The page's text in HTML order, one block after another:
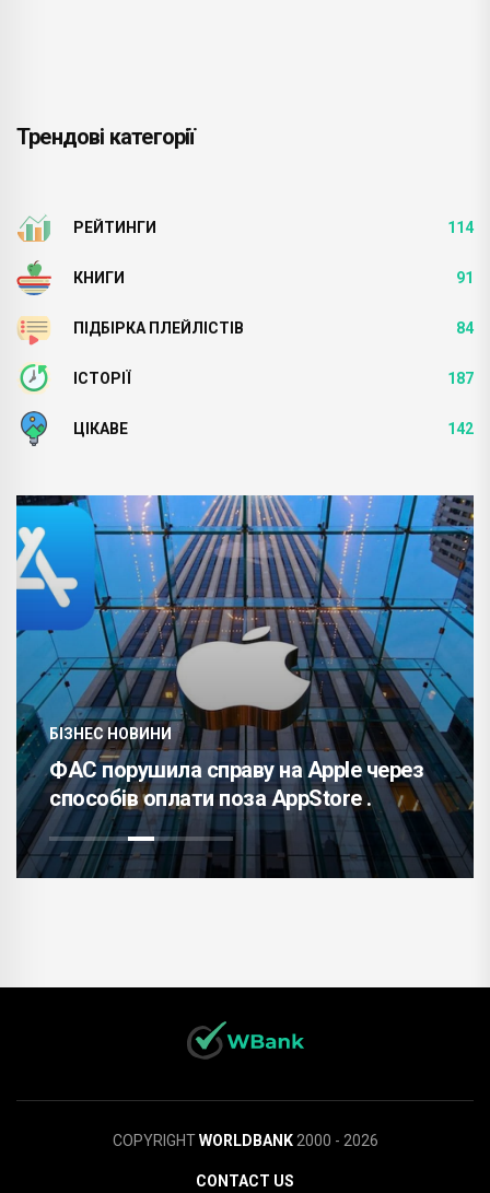
Трендові категорії
РЕЙТИНГИ 114
КНИГИ 91
ПІДБІРКА ПЛЕЙЛІСТІВ 84
ІСТОРІЇ 187
ЦІКАВЕ 142
через
.
Завести домашню
варто знати майбутньому
перед тим, як взяти в
вихованця? .
COPYRIGHTWORLDBANK2000 - 2026
CONTACT US